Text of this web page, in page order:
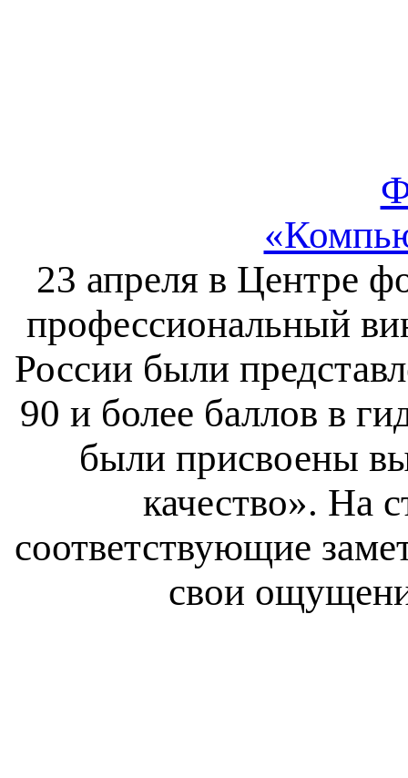
23 апреля в Центре
профессиональный
России были
90 и более баллов в
были присвоены
качество». На
соответствующие
свои